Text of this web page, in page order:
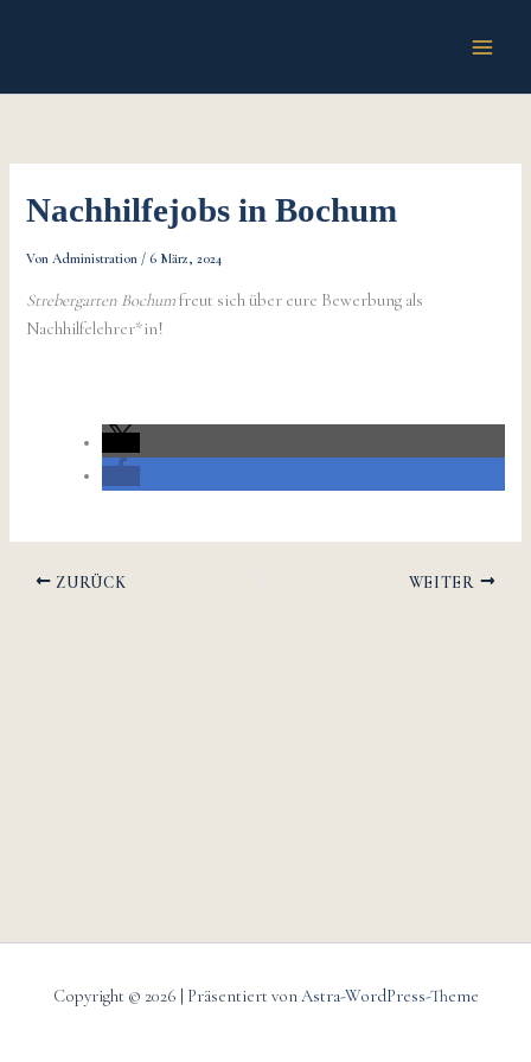
Nachhilfejobs in Bochum
VonAdministration / 6 März, 2024
Strebergarten Bochumfreut sich über eure Bewerbung als
Nachhilfelehrer*in!
ZURÜCK WEITER
Copyright © 2026 | Präsentiert vonAstra-WordPress-Theme